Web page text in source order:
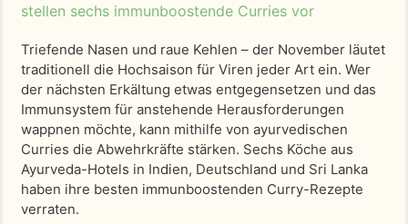
stellen sechs immunboostende Curries vor
Triefende Nasen und raue Kehlen – der November läutet
traditionell die Hochsaison für Viren jeder Art ein. Wer
der nächsten Erkältung etwas entgegensetzen und das
Immunsystem für anstehende Herausforderungen
wappnen möchte, kann mithilfe von ayurvedischen
Curries die Abwehrkräfte stärken. Sechs Köche aus
Ayurveda-Hotels in Indien, Deutschland und Sri Lanka
haben ihre besten immunboostenden Curry-Rezepte
verraten.